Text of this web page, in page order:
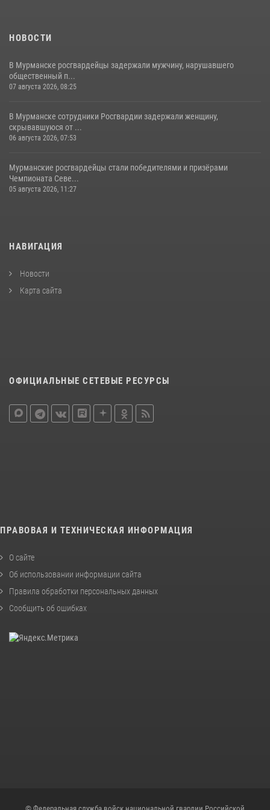
НОВОСТИ
В Мурманске росгвардейцы задержали мужчину, нарушавшего
общественный п...
07 августа 2026, 08:25
В Мурманске сотрудники Росгвардии задержали женщину,
скрывавшуюся от ...
06 августа 2026, 07:53
Мурманские росгвардейцы стали победителями и призёрами
Чемпионата Севе...
05 августа 2026, 11:27
НАВИГАЦИЯ
Новости
Карта сайта
ОФИЦИАЛЬНЫЕ СЕТЕВЫЕ РЕСУРСЫ
ПРАВОВАЯ И ТЕХНИЧЕСКАЯ ИНФОРМАЦИЯ
О сайте
Об использовании информации сайта
Правила обработки персональных данных
Сообщить об ошибках